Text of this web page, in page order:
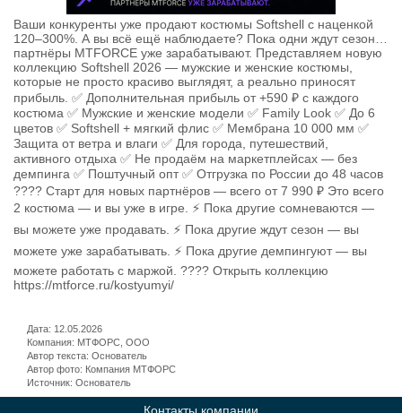
Ваши конкуренты уже продают костюмы Softshell с наценкой
120–300%. А вы всё ещё наблюдаете? Пока одни ждут сезон…
партнёры MTFORCE уже зарабатывают. Представляем новую
коллекцию Softshell 2026 — мужские и женские костюмы,
которые не просто красиво выглядят, а реально приносят
прибыль. ✅ Дополнительная прибыль от +590 ₽ с каждого
костюма ✅ Мужские и женские модели ✅ Family Look ✅ До 6
цветов ✅ Softshell + мягкий флис ✅ Мембрана 10 000 мм ✅
Защита от ветра и влаги ✅ Для города, путешествий,
активного отдыха ✅ Не продаём на маркетплейсах — без
демпинга ✅ Поштучный опт ✅ Отгрузка по России до 48 часов
???? Старт для новых партнёров — всего от 7 990 ₽ Это всего
2 костюма — и вы уже в игре. ⚡ Пока другие сомневаются —
вы можете уже продавать. ⚡ Пока другие ждут сезон — вы
можете уже зарабатывать. ⚡ Пока другие демпингуют — вы
можете работать с маржой. ???? Открыть коллекцию
https://mtforce.ru/kostyumyi/
Дата: 12.05.2026
Компания: МТФОРС, ООО
Автор текста: Основатель
Автор фото: Компания МТФОРС
Источник: Основатель